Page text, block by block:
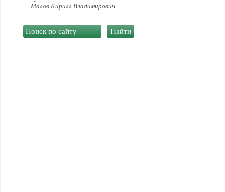
Малов Кирилл Владимирович